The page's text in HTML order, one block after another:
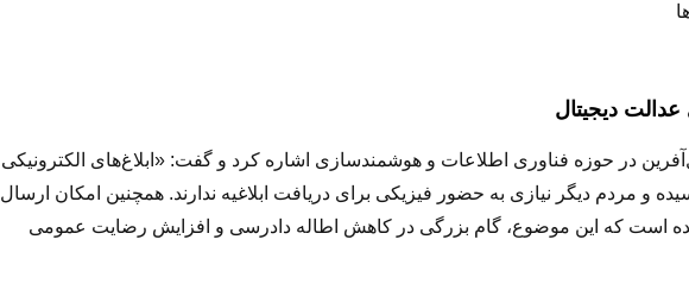
دیجیتال
در حوزه فناوری اطلاعات و هوشمندسازی اشاره کرد و گفت: «ابلاغ‌های الکترونیکی
استان تهران به ۹۷ درصد رسیده و مردم دیگر نیازی به حضور فیزیکی برای دریافت ابلاغیه ندارند. همچنین امکان ارسال
است که این موضوع، گام بزرگی در کاهش اطاله دادرسی و افزایش رضایت عمومی